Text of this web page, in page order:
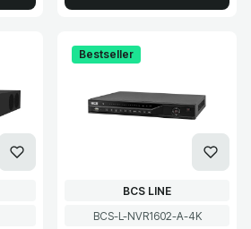
Bestseller
Kod produktu
BCS-L-NVR1602-A-4K
PRODUCENT
BCS LINE